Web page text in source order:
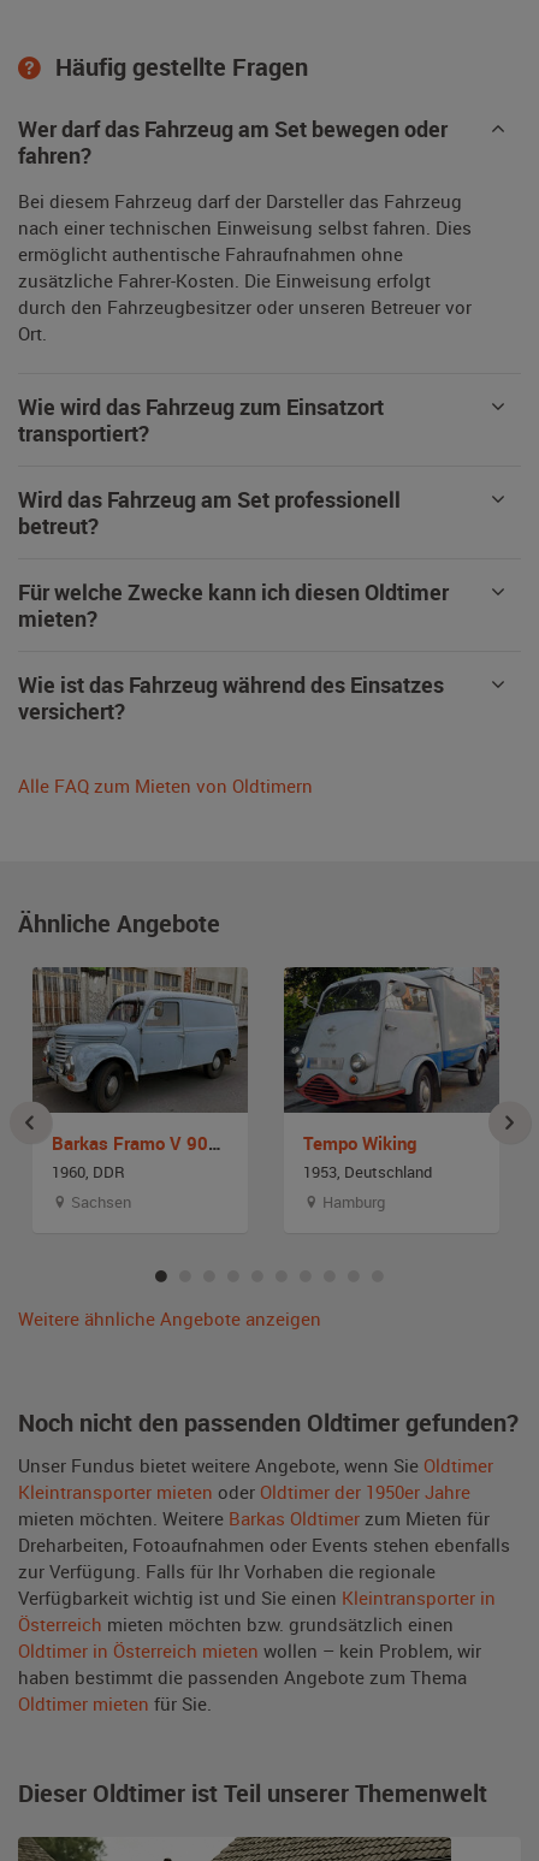
Häufig gestellte Fragen
Wer darf das Fahrzeug am Set bewegen oder
fahren?
Bei diesem Fahrzeug darf der Darsteller das Fahrzeug
nach einer technischen Einweisung selbst fahren. Dies
ermöglicht authentische Fahraufnahmen ohne
zusätzliche Fahrer-Kosten. Die Einweisung erfolgt
durch den Fahrzeugbesitzer oder unseren Betreuer vor
Ort.
Wie wird das Fahrzeug zum Einsatzort
transportiert?
Wird das Fahrzeug am Set professionell
betreut?
Für welche Zwecke kann ich diesen Oldtimer
mieten?
Wie ist das Fahrzeug während des Einsatzes
versichert?
Alle FAQ zum Mieten von Oldtimern
Ähnliche Angebote
Barkas Framo V 901/2
1960, DDR
Sachsen
Tempo Wiking
1953, Deutschland
Hamburg
Weitere ähnliche Angebote anzeigen
Noch nicht den passenden Oldtimer gefunden?
Unser Fundus bietet weitere Angebote, wenn Sie Oldtimer
Kleintransporter mieten oder Oldtimer der 1950er Jahre
mieten möchten. Weitere Barkas Oldtimer zum Mieten für
Dreharbeiten, Fotoaufnahmen oder Events stehen ebenfalls
zur Verfügung. Falls für Ihr Vorhaben die regionale
Verfügbarkeit wichtig ist und Sie einen Kleintransporter in
Österreich mieten möchten bzw. grundsätzlich einen
Oldtimer in Österreich mieten wollen – kein Problem, wir
haben bestimmt die passenden Angebote zum Thema
Oldtimer mieten für Sie.
Dieser Oldtimer ist Teil unserer Themenwelt